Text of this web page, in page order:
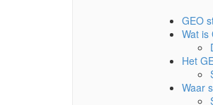
GEO
Wat is
Het
Waar